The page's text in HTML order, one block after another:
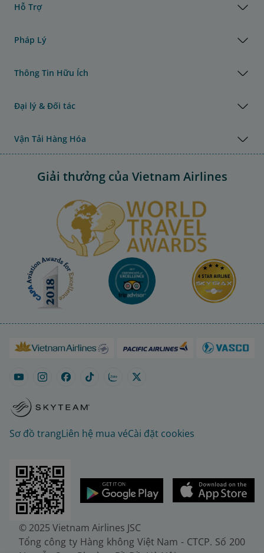
Hỗ Trợ
Pháp Lý
Thông Tin Hữu Ích
Đại lý & Đối tác
Vận Tải Hàng Hóa
Giải thưởng của Vietnam Airlines
Sơ đồ trangLiên hệ mua véCài đặt cookies
© 2025 Vietnam Airlines JSC
Tổng công ty Hàng không Việt Nam - CTCP. Số 200